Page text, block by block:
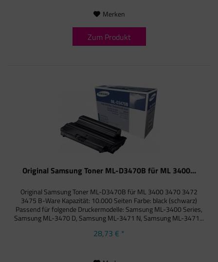
Merken
Zum Produkt
Original Samsung Toner ML-D3470B für ML 3400...
Original Samsung Toner ML-D3470B für ML 3400 3470 3472
3475 B-Ware Kapazität: 10.000 Seiten Farbe: black (schwarz)
Passend für folgende Druckermodelle: Samsung ML-3400 Series,
Samsung ML-3470 D, Samsung ML-3471 N, Samsung ML-3471...
28,73 € *